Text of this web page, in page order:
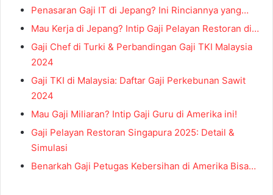
Penasaran Gaji IT di Jepang? Ini Rinciannya yang…
Mau Kerja di Jepang? Intip Gaji Pelayan Restoran di…
Gaji Chef di Turki & Perbandingan Gaji TKI Malaysia
2024
Gaji TKI di Malaysia: Daftar Gaji Perkebunan Sawit
2024
Mau Gaji Miliaran? Intip Gaji Guru di Amerika ini!
Gaji Pelayan Restoran Singapura 2025: Detail &
Simulasi
Benarkah Gaji Petugas Kebersihan di Amerika Bisa…